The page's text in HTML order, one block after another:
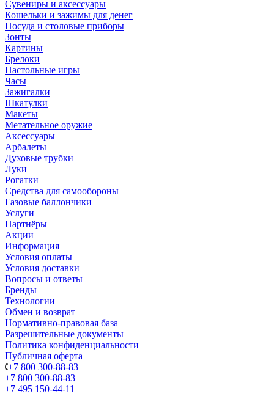
Сувениры и аксессуары
Кошельки и зажимы для денег
Посуда и столовые приборы
Зонты
Картины
Брелоки
Настольные игры
Часы
Зажигалки
Шкатулки
Макеты
Метательное оружие
Аксессуары
Арбалеты
Духовые трубки
Луки
Рогатки
Средства для самообороны
Газовые баллончики
Услуги
Партнёры
Акции
Информация
Условия оплаты
Условия доставки
Вопросы и ответы
Бренды
Технологии
Обмен и возврат
Нормативно-правовая база
Разрешительные документы
Политика конфиденциальности
Публичная оферта
+7 800 300-88-83
+7 800 300-88-83
+7 495 150-44-11